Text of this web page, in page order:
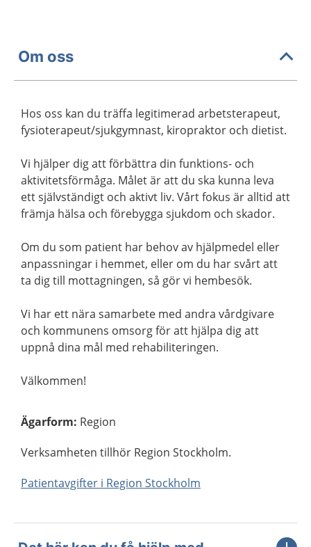
Om oss
Hos oss kan du träffa legitimerad arbetsterapeut,
fysioterapeut/sjukgymnast, kiropraktor och dietist.
Vi hjälper dig att förbättra din funktions- och
aktivitetsförmåga. Målet är att du ska kunna leva
ett självständigt och aktivt liv. Vårt fokus är alltid att
främja hälsa och förebygga sjukdom och skador.
Om du som patient har behov av hjälpmedel eller
anpassningar i hemmet, eller om du har svårt att
ta dig till mottagningen, så gör vi hembesök.
Vi har ett nära samarbete med andra vårdgivare
och kommunens omsorg för att hjälpa dig att
uppnå dina mål med rehabiliteringen.
Välkommen!
Ägarform: Region
Verksamheten tillhör Region Stockholm.
Patientavgifter i Region Stockholm